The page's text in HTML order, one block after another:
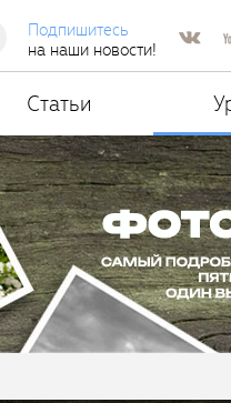
Подпишитесь
на наши новости!
Статьи